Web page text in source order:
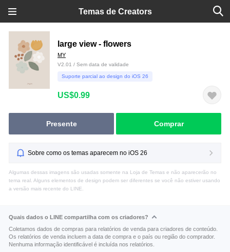
Temas de Creators
large view - flowers
MY
V2.01 / Sem data de validade
Suporte parcial ao design do iOS 26
US$0.99
Presente Comprar
Sobre como os temas aparecem no iOS 26
Algumas dessas imagens são usadas somente na Loja de Temas e não aparecerão no
tema real. Alguns elementos de design podem ser diferentes se você não estiver usando
a versão mais recente do LINE.
Quais dados o LINE compartilha com os criadores?
Coletamos dados de compras para relatórios de venda para criadores de conteúdo.
Os relatórios de venda incluem a data de compra e o país ou região do comprador.
Nenhuma informação identificável é incluída nos relatórios.